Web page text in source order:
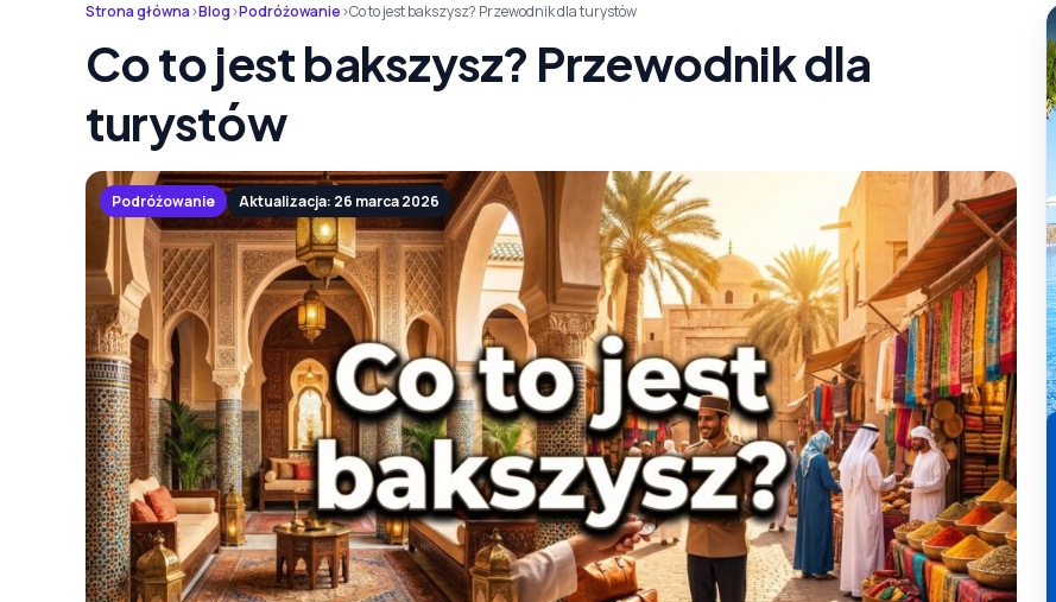
Strona główna›Blog›Podróżowanie›Co to jest bakszysz? Przewodnik dla turystów
Co to jest bakszysz? Przewodnik dla
turystów
Podróżowanie Aktualizacja: 26 marca 2026